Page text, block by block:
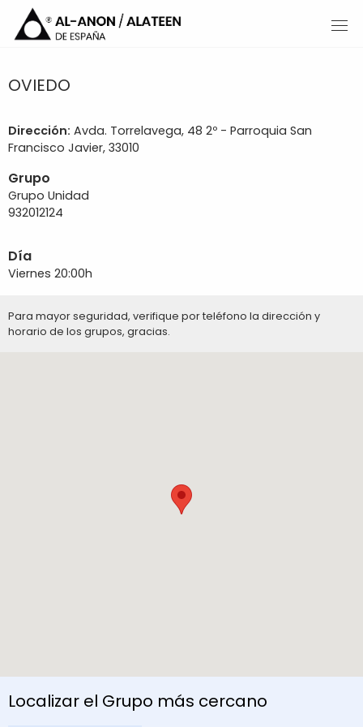
Localizar el Grupo más cercano
OVIEDO
Dirección: Avda. Torrelavega, 48 2º - Parroquia San
Francisco Javier, 33010
Grupo
Grupo Unidad
932012124
Día
Viernes 20:00h
Para mayor seguridad, verifique por teléfono la dirección y
horario de los grupos, gracias.